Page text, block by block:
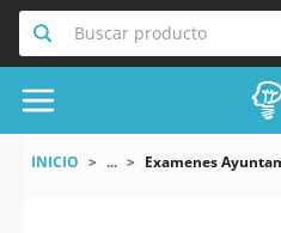
Buscar producto
INICIO ... Examenes